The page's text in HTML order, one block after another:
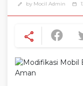
edit by Mocil Admin calendar_today
share